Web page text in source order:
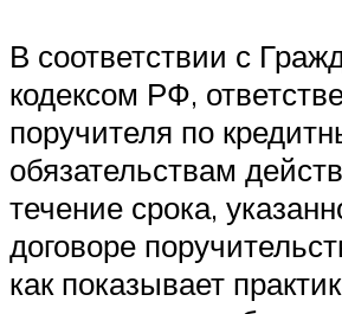
В соответствии с
кодексом РФ,
поручителя по
обязательствам
течение срока,
договоре
как показывает